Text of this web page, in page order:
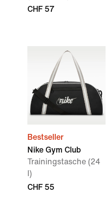
CHF 57
Bestseller
Nike Gym Club
Trainingstasche (24
l)
CHF 55